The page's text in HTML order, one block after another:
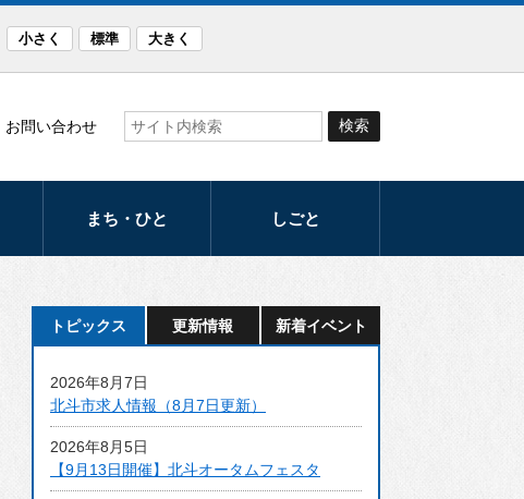
小さく 標準 大きく
お問い合わせ
まち・ひと
まつり・イベント
文化
音楽のまち・ほく
と
しごと
労働支援
入札・契約
トピックス 更新情報 新着イベント
2026年8月7日
北斗市求人情報（8月7日更新）
2026年8月5日
【9月13日開催】北斗オータムフェスタ